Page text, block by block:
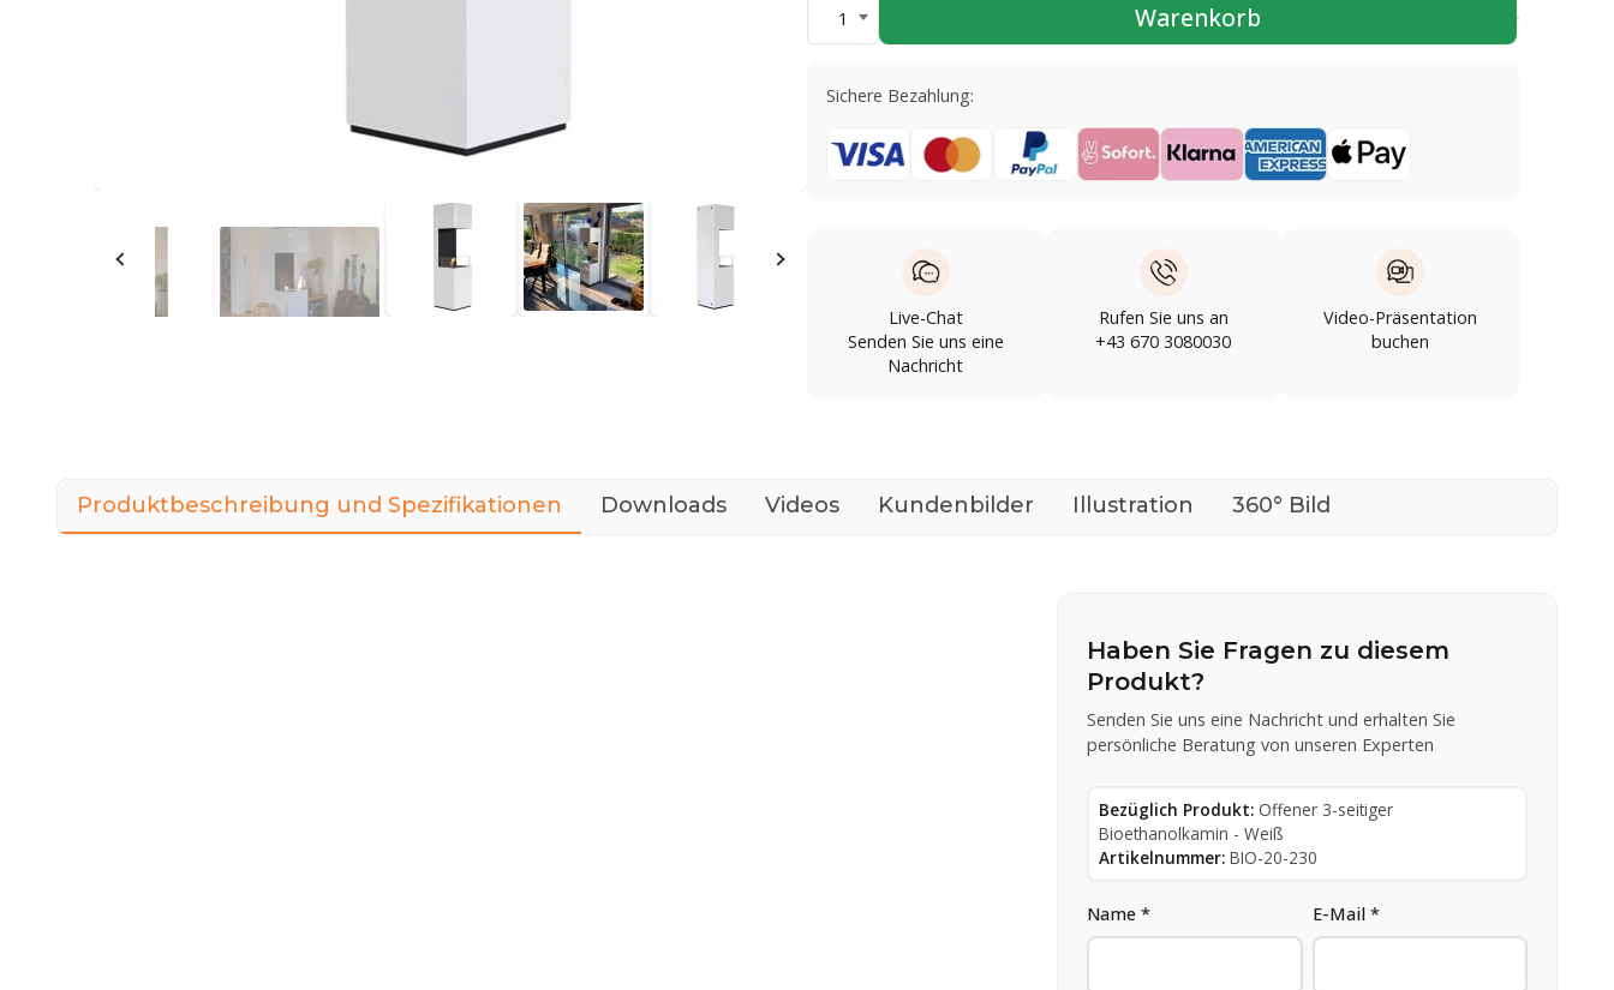
1 Warenkorb
Sichere Bezahlung:
Live-Chat
Senden Sie uns eine
Nachricht
Rufen Sie uns an
+43 670 3080030
Video-Präsentation
buchen
Produktbeschreibung und Spezifikationen Downloads Videos Kundenbilder Illustration 360° Bild
Haben Sie Fragen zu diesem
Produkt?
Senden Sie uns eine Nachricht und erhalten Sie
persönliche Beratung von unseren Experten
Bezüglich Produkt: Offener 3-seitiger
Bioethanolkamin - Weiß
Artikelnummer: BIO-20-230
Name * E-Mail *